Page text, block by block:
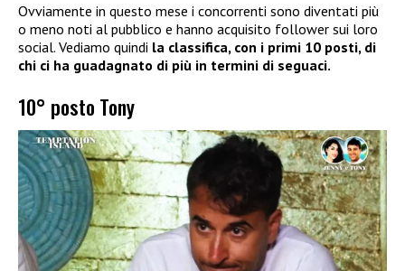
Ovviamente in questo mese i concorrenti sono diventati più
o meno noti al pubblico e hanno acquisito follower sui loro
social. Vediamo quindi la classifica, con i primi 10 posti, di
chi ci ha guadagnato di più in termini di seguaci.
10° posto Tony